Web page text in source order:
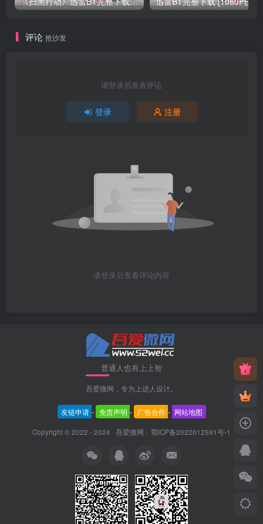
评论 抢沙发
请登录后发表评论
登录 注册
请登录后查看评论内容
普通人也有上上智
吾爱微网，专为上进人设计。
友链申请 - 免责声明 - 广告合作 - 网站地图
Copyright © 2022 - 2024 · 吾爱微网 · 鄂ICP备2022012591号-1